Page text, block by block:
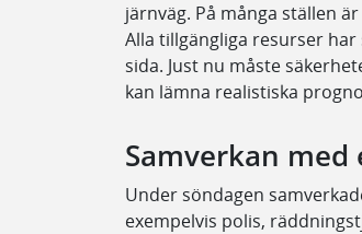
järnväg. På många ställen
Alla tillgängliga resurser
sida. Just nu måste
kan lämna realistiska
Samverkan
Under söndagen
exempelvis polis,